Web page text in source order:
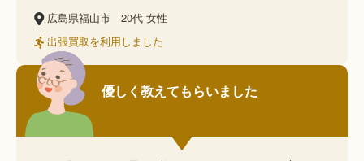
広島県福山市 20代 女性
出張買取を利用しました
優しく教えてもらいました